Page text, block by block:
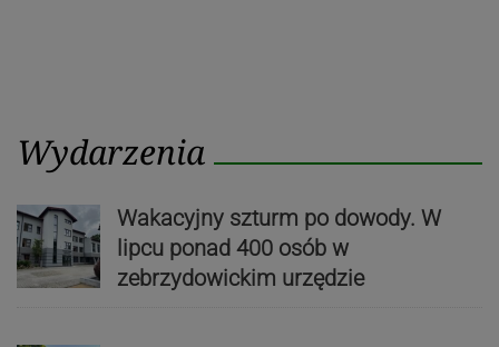
Wydarzenia
Wakacyjny szturm po dowody. W
lipcu ponad 400 osób w
zebrzydowickim urzędzie